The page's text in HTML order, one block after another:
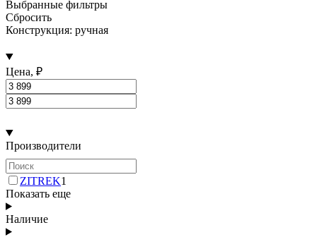
Выбранные фильтры
Сбросить
Конструкция: ручная
Цена, ₽
Производители
ZITREK1
Показать еще
Наличие